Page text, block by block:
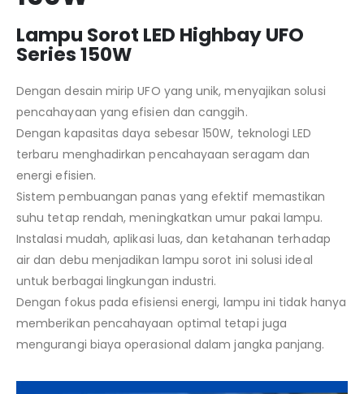
Lampu Sorot LED Highbay UFO
Series 150W
Dengan desain mirip UFO yang unik, menyajikan solusi
pencahayaan yang efisien dan canggih.
Dengan kapasitas daya sebesar 150W, teknologi LED
terbaru menghadirkan pencahayaan seragam dan
energi efisien.
Sistem pembuangan panas yang efektif memastikan
suhu tetap rendah, meningkatkan umur pakai lampu.
Instalasi mudah, aplikasi luas, dan ketahanan terhadap
air dan debu menjadikan lampu sorot ini solusi ideal
untuk berbagai lingkungan industri.
Dengan fokus pada efisiensi energi, lampu ini tidak hanya
memberikan pencahayaan optimal tetapi juga
mengurangi biaya operasional dalam jangka panjang.